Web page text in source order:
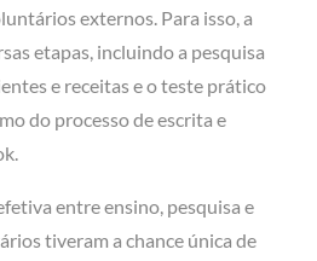
externos. Para isso, a
etapas, incluindo a pesquisa
e receitas e o teste prático
do processo de escrita e
entre ensino, pesquisa e
tiveram a chance única de